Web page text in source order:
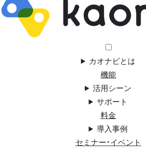
カオナビとは
機能
活用シーン
サポート
料金
導入事例
セミナー・イベント